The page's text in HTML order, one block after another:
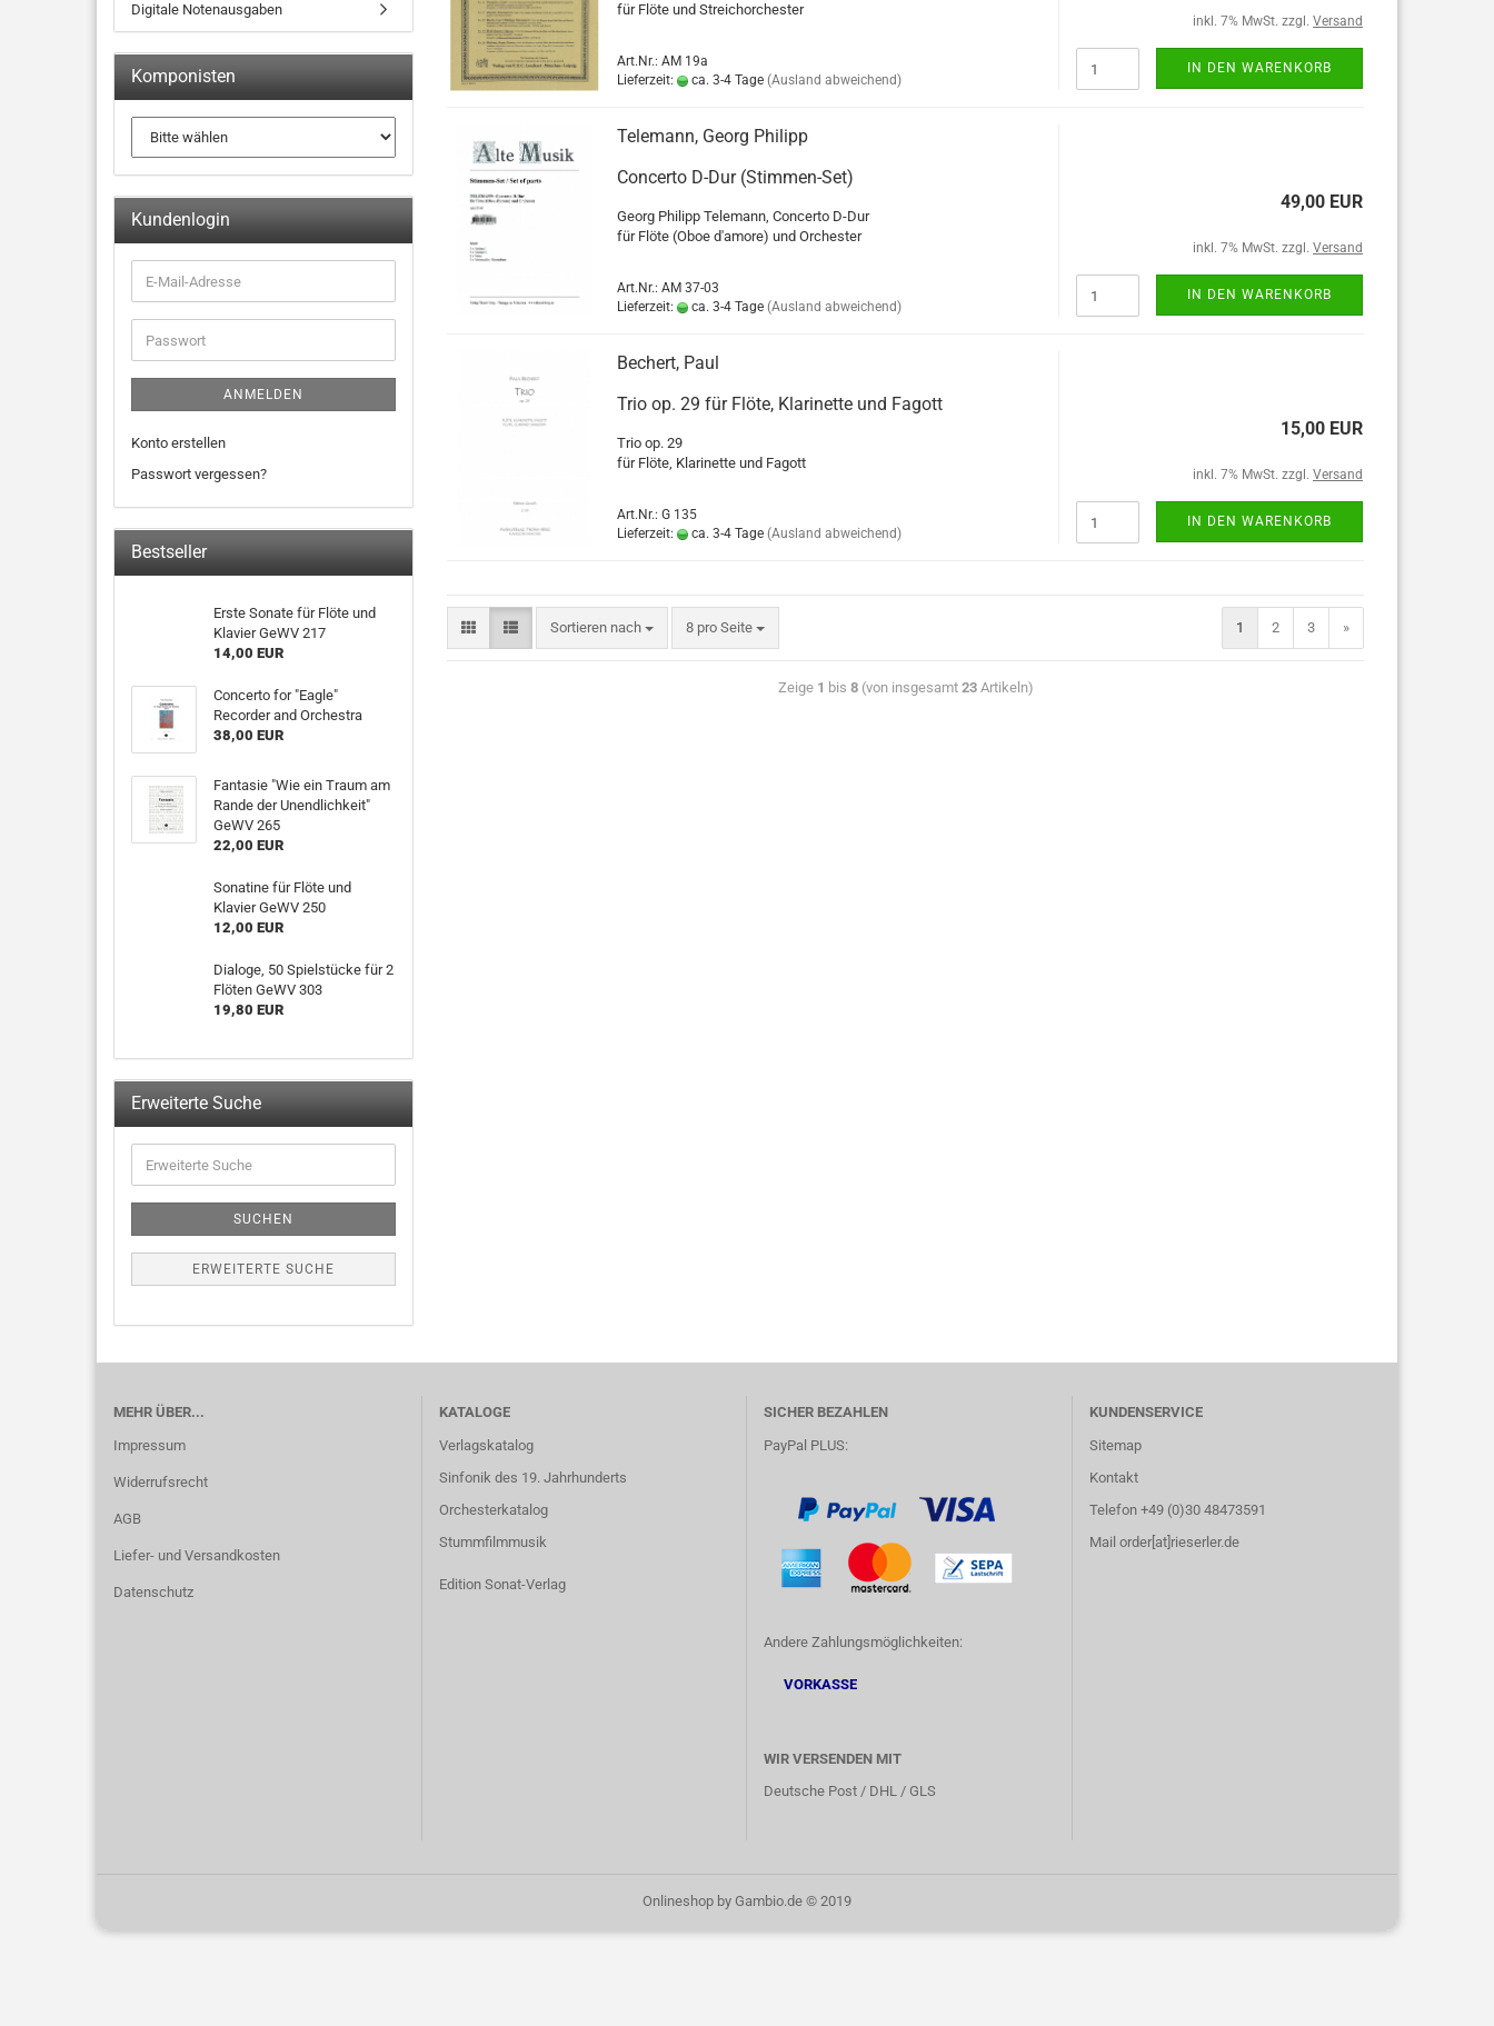
für Flöte und Streichorchester
Art.Nr.: AM 19a
Lieferzeit:
ca. 3-4 Tage (Ausland abweichend)
inkl. 7% MwSt. zzgl. Versand
IN DEN WARENKORB
Telemann, Georg Philipp
Concerto D-Dur (Stimmen-Set)
Georg Philipp Telemann, Concerto D-Dur
für Flöte (Oboe d'amore) und Orchester
Art.Nr.: AM 37-03
Lieferzeit:
ca. 3-4 Tage (Ausland abweichend)
49,00 EUR
inkl. 7% MwSt. zzgl. Versand
IN DEN WARENKORB
Bechert, Paul
Trio op. 29 für Flöte, Klarinette und Fagott
Trio op. 29
für Flöte, Klarinette und Fagott
Art.Nr.: G 135
Lieferzeit:
ca. 3-4 Tage (Ausland abweichend)
15,00 EUR
inkl. 7% MwSt. zzgl. Versand
IN DEN WARENKORB
Sortieren nach 8 pro Seite 1 2 3 »
Zeige 1 bis 8(von insgesamt 23Artikeln)
Digitale Notenausgaben
Komponisten
Kundenlogin
ANMELDEN
Konto erstellen
Passwort vergessen?
Bestseller
Erste Sonate für Flöte und
Klavier GeWV 217
14,00 EUR
Concerto for "Eagle"
Recorder and Orchestra
38,00 EUR
Fantasie "Wie ein Traum am
Rande der Unendlichkeit"
GeWV 265
22,00 EUR
Sonatine für Flöte und
Klavier GeWV 250
12,00 EUR
Dialoge, 50 Spielstücke für 2
Flöten GeWV 303
19,80 EUR
Erweiterte Suche
SUCHEN
ERWEITERTE SUCHE
MEHR ÜBER...
Impressum
Widerrufsrecht
AGB
Liefer- und Versandkosten
Datenschutz
KATALOGE
Verlagskatalog
Sinfonik des 19. Jahrhunderts
Orchesterkatalog
Stummfilmmusik
Edition Sonat-Verlag
SICHER BEZAHLEN
PayPal PLUS:
Andere Zahlungsmöglichkeiten:
VORKASSE
WIR VERSENDEN MIT
Deutsche Post / DHL / GLS
KUNDENSERVICE
Sitemap
Kontakt
Telefon +49 (0)30 48473591
Mail order[at]rieserler.de
Onlineshop by Gambio.de © 2019